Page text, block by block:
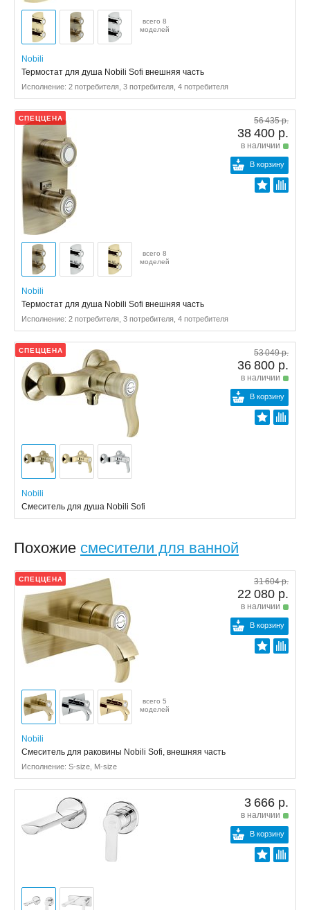
всего 8
моделей
Nobili
Термостат для душа Nobili Sofi внешняя часть
Исполнение: 2 потребителя, 3 потребителя, 4 потребителя
СПЕЦЦЕНА 56 435 р.
38 400 р.
в наличии
В корзину
всего 8
моделей
Nobili
Термостат для душа Nobili Sofi внешняя часть
Исполнение: 2 потребителя, 3 потребителя, 4 потребителя
СПЕЦЦЕНА 53 049 р.
36 800 р.
в наличии
В корзину
Nobili
Смеситель для душа Nobili Sofi
Похожие смесители для ванной
СПЕЦЦЕНА 31 604 р.
22 080 р.
в наличии
В корзину
всего 5
моделей
Nobili
Смеситель для раковины Nobili Sofi, внешняя часть
Исполнение: S-size, M-size
3 666 р.
в наличии
В корзину